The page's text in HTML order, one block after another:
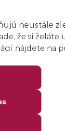
neustále
že si želáte
nájdete na